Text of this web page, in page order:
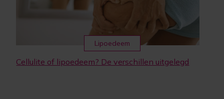
Lipoedeem
Cellulite of lipoedeem? De verschillen uitgelegd